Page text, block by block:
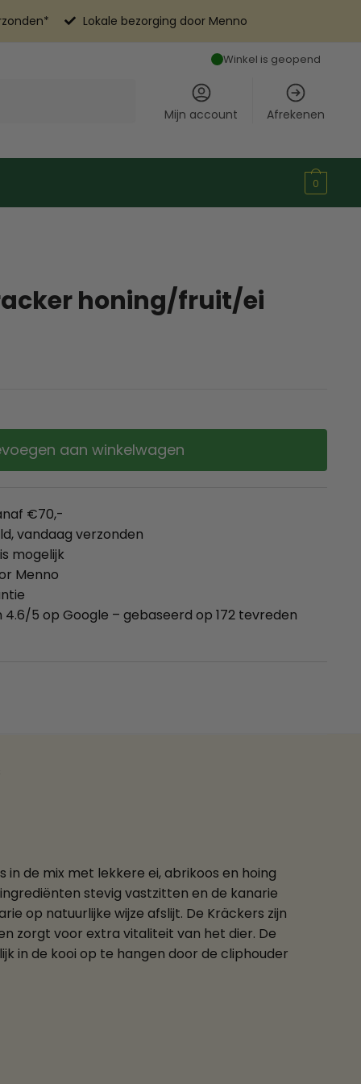
Lokale bezorging door Menno
Winkel is geopend
Mijn account Afrekenen
0
honing/fruit/ei
aan winkelwagen
€70,-
vandaag verzonden
mogelijk
Menno
5 op Google – gebaseerd op 172 tevreden
de mix met lekkere ei, abrikoos en hoing
stevig vastzitten en de kanarie
op natuurlijke wijze afslijt. De Kräckers zijn
zorgt voor extra vitaliteit van het dier. De
in de kooi op te hangen door de cliphouder